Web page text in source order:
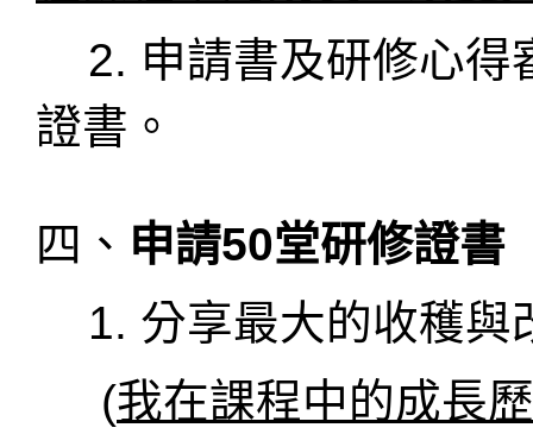
2. 申請書及研修心得
證書。
四、 申請50堂研修證書
1. 分享最大的收穫與
(我在課程中的成長